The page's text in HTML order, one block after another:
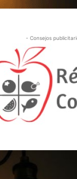
- Consejos